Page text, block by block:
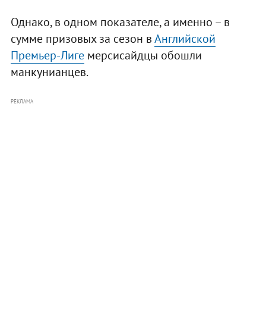
Однако, в одном показателе, а именно – в
сумме призовых за сезон вАнглийской
Премьер-Лигемерсисайдцы обошли
манкунианцев.
РЕКЛАМА